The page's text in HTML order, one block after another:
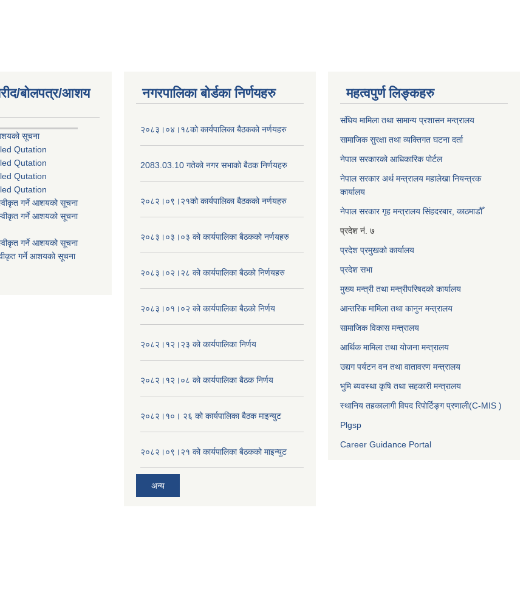
बोलपत्र/आशय
सूचना
Qutation
Qutation
Qutation
Qutation
गर्ने आशयको सूचना
गर्ने आशयको सूचना
गर्ने आशयको सूचना
गर्ने आशयको सूचना
नगरपालिका बोर्डका निर्णयहरु
२०८३।०४।१८को कार्यपालिका बैठकको नर्णयहरु
2083.03.10 गतेको नगर सभाको बैठक निर्णयहरु
२०८२।०९।२१को कार्यपालिका बैठकको नर्णयहरु
२०८३।०३।०३ को कार्यपालिका बैठकको नर्णयहरु
२०८३।०२।२८ को कार्यपालिका बैठको निर्णयहरु
२०८३।०१।०२ को कार्यपालिका बैठको निर्णय
२०८२।१२।२३ को कार्यपालिका निर्णय
२०८२।१२।०८ को कार्यपालिका बैठक निर्णय
२०८२।१०। २६ को कार्यपालिका बैठक माइन्युट
२०८२।०९।२१ को कार्यपालिका बैठकको माइन्युट
अन्य
महत्वपुर्ण लिङ्कहरु
संघिय मामिला तथा सामान्य प्रशासन मन्त्रालय
सामाजिक सुरक्षा तथा व्यक्तिगत घटना दर्ता
नेपाल सरकारको आधिकारिक पोर्टल
नेपाल सरकार अर्थ मन्त्रालय महालेखा नियन्त्रक
कार्यालय
नेपाल सरकार गृह मन्त्रालय सिंहदरबार, काठमाडौँ
प्रदेश नं. ७
प्रदेश प्रमुखको कार्यालय
प्रदेश सभा
मुख्य मन्त्री तथा मन्त्रीपरिषदको कार्यालय
आन्तरिक मामिला तथा कानुन मन्त्रालय
सामाजिक विकास मन्त्रालय
आर्थिक मामिला तथा योजना मन्त्रालय
उद्यग पर्यटन वन तथा वातावरण मन्त्रालय
भुमि ब्यवस्था कृषि तथा सहकारी मन्त्रालय
स्थानिय तहकालागी विपद रिपोर्टिङ्ग प्रणाली(C-MIS )
Plgsp
Career Guidance Portal